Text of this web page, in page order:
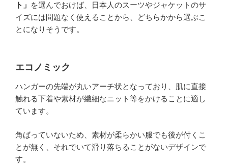
ト」 を選んでおけば、日本人のスーツやジャケットのサ
イズには問題なく使えることから、どちらかから選ぶこ
とになりそうです。
エコノミック
ハンガーの先端が丸いアーチ状となっており、肌に直接
触れる下着や素材が繊細なニット等をかけることに適し
ています。
角ばっていないため、素材が柔らかい服でも後が付くこ
とが無く、それでいて滑り落ちることがないデザインで
す。